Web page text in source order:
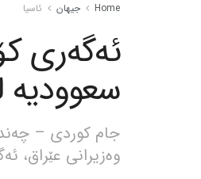
Home جیهان ئاسیا
ئەگەری
سعوودیە
جام کوردی –
وەزیرانی عێراق،